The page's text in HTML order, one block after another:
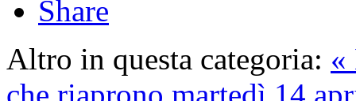
Share
Altro in questa categoria: «
che riaprono martedì 14